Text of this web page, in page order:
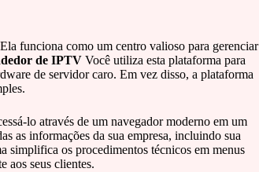
funciona como um centro valioso para gerenciar
de IPTV Você utiliza esta plataforma para
de servidor caro. Em vez disso, a plataforma
lo através de um navegador moderno em um
as informações da sua empresa, incluindo sua
simplifica os procedimentos técnicos em menus
aos seus clientes.